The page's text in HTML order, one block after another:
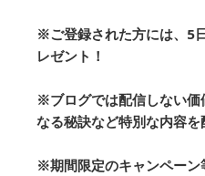
※ご登録された方には、5
レゼント！
※ブログでは配信しない価
なる秘訣など特別な内容を
※期間限定のキャンペーン